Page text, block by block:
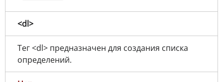
<dl>
Тег <dl> предназначен для создания списка
определений.